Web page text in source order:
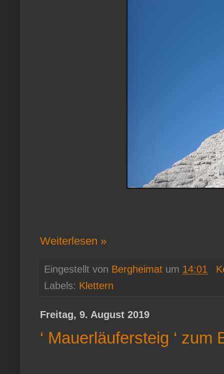
Weiterlesen »
Eingestellt von Bergheimat um 14:01
Labels: Klettern
Freitag, 9. August 2019
‘ Mauerläufersteig ‘ zum